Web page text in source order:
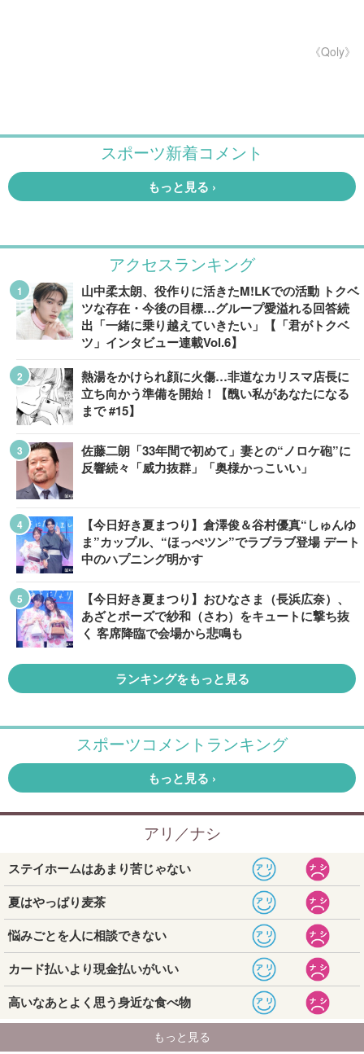
《Qoly》
アクセスランキング
山中柔太朗、役作りに活きたM!LKでの活動 トクベ
ツな存在・今後の目標…グループ愛溢れる回答続
出「一緒に乗り越えていきたい」【「君がトクベ
ツ」インタビュー連載Vol.6】
熱湯をかけられ顔に火傷…非道なカリスマ店長に
立ち向かう準備を開始！【醜い私があなたになる
まで #15】
佐藤二朗「33年間で初めて」妻との“ノロケ砲”に
反響続々「威力抜群」「奥様かっこいい」
【今日好き夏まつり】倉澤俊＆谷村優真“しゅんゆ
ま”カップル、“ほっぺツン”でラブラブ登場 デート
中のハプニング明かす
【今日好き夏まつり】おひなさま（長浜広奈）、
あざとポーズで紗和（さわ）をキュートに撃ち抜
く 客席降臨で会場から悲鳴も
ランキングをもっと見る